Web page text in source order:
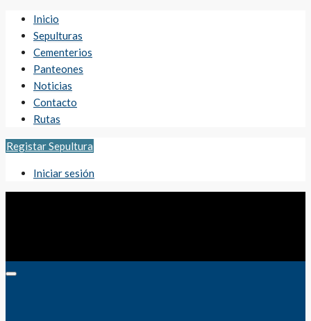
Inicio
Sepulturas
Cementerios
Panteones
Noticias
Contacto
Rutas
Registar Sepultura
Iniciar sesión